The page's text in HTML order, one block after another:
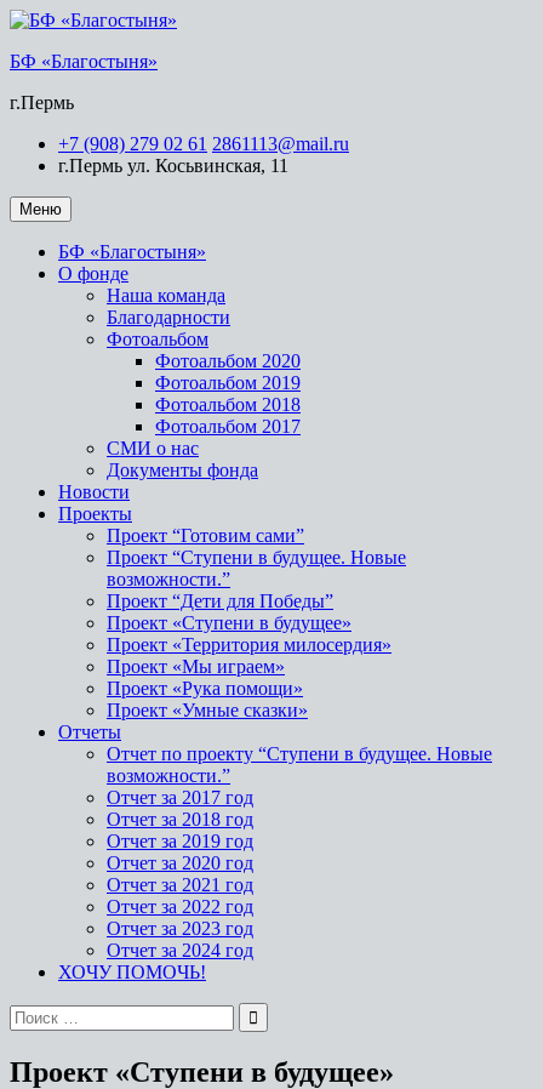
БФ «Благостыня»
г.Пермь
+7 (908) 279 02 61 2861113@mail.ru
г.Пермь ул. Косьвинская, 11
Меню
БФ «Благостыня»
О фонде
Наша команда
Благодарности
Фотоальбом
Фотоальбом 2020
Фотоальбом 2019
Фотоальбом 2018
Фотоальбом 2017
СМИ о нас
Документы фонда
Новости
Проекты
Проект “Готовим сами”
Проект “Ступени в будущее. Новые
возможности.”
Проект “Дети для Победы”
Проект «Ступени в будущее»
Проект «Территория милосердия»
Проект «Мы играем»
Проект «Рука помощи»
Проект «Умные сказки»
Отчеты
Отчет по проекту “Ступени в будущее. Новые
возможности.”
Отчет за 2017 год
Отчет за 2018 год
Отчет за 2019 год
Отчет за 2020 год
Отчет за 2021 год
Отчет за 2022 год
Отчет за 2023 год
Отчет за 2024 год
ХОЧУ ПОМОЧЬ!
Проект «Ступени в будущее»